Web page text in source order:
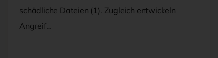
schädliche Dateien (1). Zugleich entwickeln
Angreif…